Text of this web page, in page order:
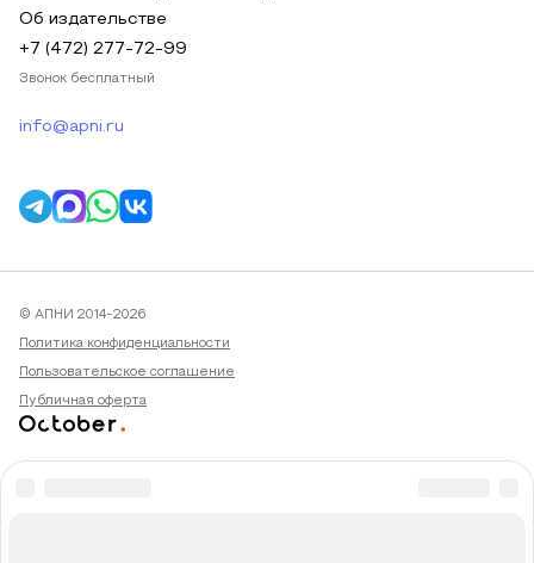
Об издательстве
+7 (472) 277-72-99
Звонок бесплатный
info@apni.ru
© АПНИ 2014-2026
Политика конфиденциальности
Пользовательское соглашение
Публичная оферта